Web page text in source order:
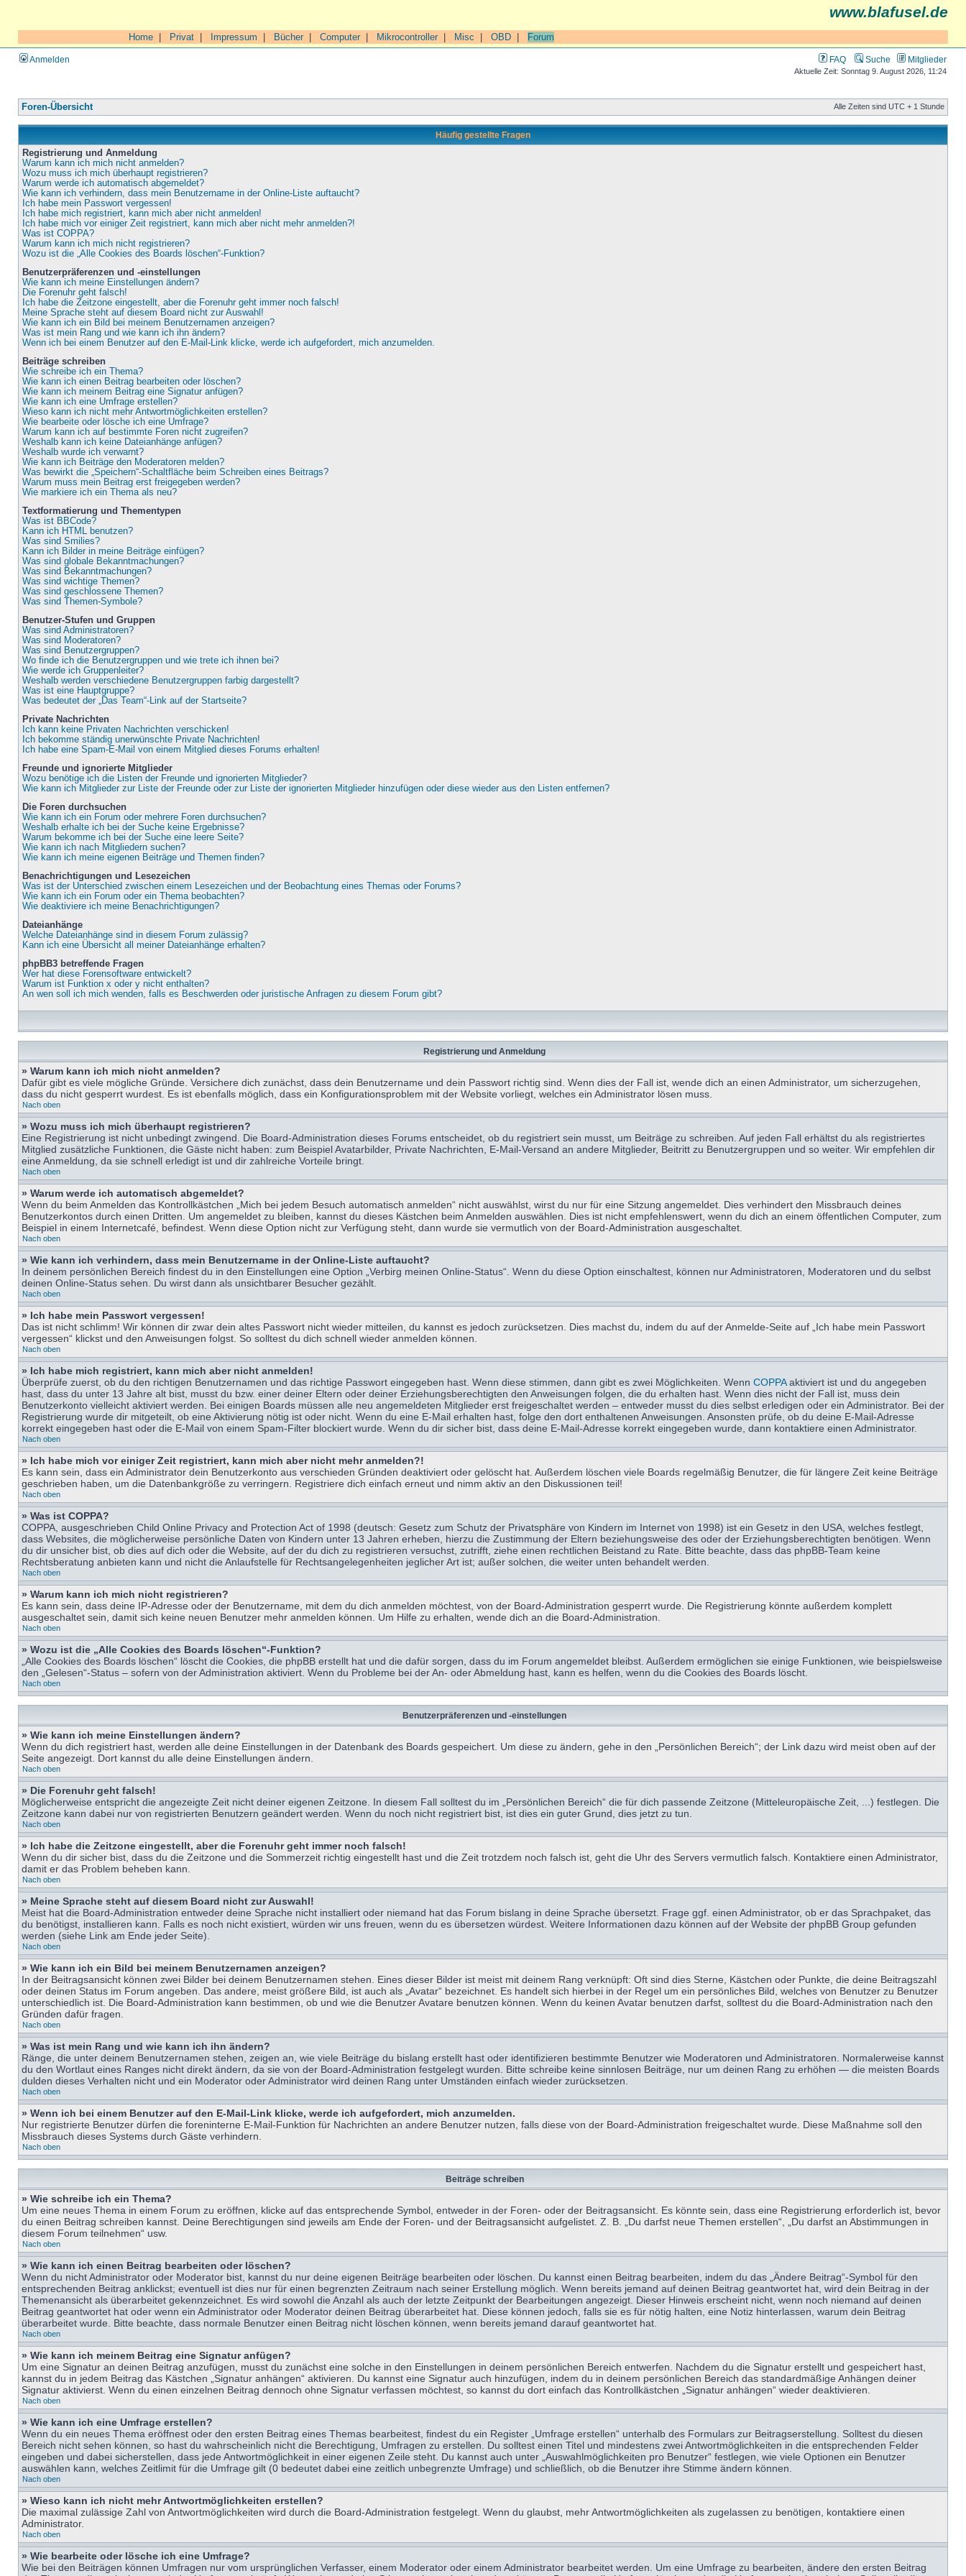
www.blafusel.de
Home Privat Impressum Bücher| Computer| Mikrocontroller| Misc OBD Forum
Anmelden FAQ Suche Mitglieder
Aktuelle Zeit: Sonntag 9. August 2026, 11:24
Foren-Übersicht Alle Zeiten sind UTC + 1 Stunde
Häufig gestellte Fragen
Registrierung und Anmeldung
Warum kann ich mich nicht anmelden?
Wozu muss ich mich überhaupt registrieren?
Warum werde ich automatisch abgemeldet?
Wie kann ich verhindern, dass mein Benutzername in der Online-Liste auftaucht?
Ich habe mein Passwort vergessen!
Ich habe mich registriert, kann mich aber nicht anmelden!
Ich habe mich vor einiger Zeit registriert, kann mich aber nicht mehr anmelden?!
Was ist COPPA?
Warum kann ich mich nicht registrieren?
Wozu ist die „Alle Cookies des Boards löschen“-Funktion?
Benutzerpräferenzen und -einstellungen
Wie kann ich meine Einstellungen ändern?
Die Forenuhr geht falsch!
Ich habe die Zeitzone eingestellt, aber die Forenuhr geht immer noch falsch!
Meine Sprache steht auf diesem Board nicht zur Auswahl!
Wie kann ich ein Bild bei meinem Benutzernamen anzeigen?
Was ist mein Rang und wie kann ich ihn ändern?
Wenn ich bei einem Benutzer auf den E-Mail-Link klicke, werde ich aufgefordert, mich anzumelden.
Beiträge schreiben
Wie schreibe ich ein Thema?
Wie kann ich einen Beitrag bearbeiten oder löschen?
Wie kann ich meinem Beitrag eine Signatur anfügen?
Wie kann ich eine Umfrage erstellen?
Wieso kann ich nicht mehr Antwortmöglichkeiten erstellen?
Wie bearbeite oder lösche ich eine Umfrage?
Warum kann ich auf bestimmte Foren nicht zugreifen?
Weshalb kann ich keine Dateianhänge anfügen?
Weshalb wurde ich verwarnt?
Wie kann ich Beiträge den Moderatoren melden?
Was bewirkt die „Speichern“-Schaltfläche beim Schreiben eines Beitrags?
Warum muss mein Beitrag erst freigegeben werden?
Wie markiere ich ein Thema als neu?
Textformatierung und Thementypen
Was ist BBCode?
Kann ich HTML benutzen?
Was sind Smilies?
Kann ich Bilder in meine Beiträge einfügen?
Was sind globale Bekanntmachungen?
Was sind Bekanntmachungen?
Was sind wichtige Themen?
Was sind geschlossene Themen?
Was sind Themen-Symbole?
Benutzer-Stufen und Gruppen
Was sind Administratoren?
Was sind Moderatoren?
Was sind Benutzergruppen?
Wo finde ich die Benutzergruppen und wie trete ich ihnen bei?
Wie werde ich Gruppenleiter?
Weshalb werden verschiedene Benutzergruppen farbig dargestellt?
Was ist eine Hauptgruppe?
Was bedeutet der „Das Team“-Link auf der Startseite?
Private Nachrichten
Ich kann keine Privaten Nachrichten verschicken!
Ich bekomme ständig unerwünschte Private Nachrichten!
Ich habe eine Spam-E-Mail von einem Mitglied dieses Forums erhalten!
Freunde und ignorierte Mitglieder
Wozu benötige ich die Listen der Freunde und ignorierten Mitglieder?
Wie kann ich Mitglieder zur Liste der Freunde oder zur Liste der ignorierten Mitglieder hinzufügen oder diese wieder aus den Listen entfernen?
Die Foren durchsuchen
Wie kann ich ein Forum oder mehrere Foren durchsuchen?
Weshalb erhalte ich bei der Suche keine Ergebnisse?
Warum bekomme ich bei der Suche eine leere Seite?
Wie kann ich nach Mitgliedern suchen?
Wie kann ich meine eigenen Beiträge und Themen finden?
Benachrichtigungen und Lesezeichen
Was ist der Unterschied zwischen einem Lesezeichen und der Beobachtung eines Themas oder Forums?
Wie kann ich ein Forum oder ein Thema beobachten?
Wie deaktiviere ich meine Benachrichtigungen?
Dateianhänge
Welche Dateianhänge sind in diesem Forum zulässig?
Kann ich eine Übersicht all meiner Dateianhänge erhalten?
phpBB3 betreffende Fragen
Wer hat diese Forensoftware entwickelt?
Warum ist Funktion x oder y nicht enthalten?
An wen soll ich mich wenden, falls es Beschwerden oder juristische Anfragen zu diesem Forum gibt?
Registrierung und Anmeldung
» Warum kann ich mich nicht anmelden?
Dafür gibt es viele mögliche Gründe. Versichere dich zunächst, dass dein Benutzername und dein Passwort richtig sind. Wenn dies der Fall ist, wende dich an einen Administrator, um sicherzugehen,
dass du nicht gesperrt wurdest. Es ist ebenfalls möglich, dass ein Konfigurationsproblem mit der Website vorliegt, welches ein Administrator lösen muss.
Nach oben
» Wozu muss ich mich überhaupt registrieren?
Eine Registrierung ist nicht unbedingt zwingend. Die Board-Administration dieses Forums entscheidet, ob du registriert sein musst, um Beiträge zu schreiben. Auf jeden Fall erhältst du als registriertes
Mitglied zusätzliche Funktionen, die Gäste nicht haben: zum Beispiel Avatarbilder, Private Nachrichten, E-Mail-Versand an andere Mitglieder, Beitritt zu Benutzergruppen und so weiter. Wir empfehlen dir
eine Anmeldung, da sie schnell erledigt ist und dir zahlreiche Vorteile bringt.
Nach oben
» Warum werde ich automatisch abgemeldet?
Wenn du beim Anmelden das Kontrollkästchen „Mich bei jedem Besuch automatisch anmelden“ nicht auswählst, wirst du nur für eine Sitzung angemeldet. Dies verhindert den Missbrauch deines
Benutzerkontos durch einen Dritten. Um angemeldet zu bleiben, kannst du dieses Kästchen beim Anmelden auswählen. Dies ist nicht empfehlenswert, wenn du dich an einem öffentlichen Computer, zum
Beispiel in einem Internetcafé, befindest. Wenn diese Option nicht zur Verfügung steht, dann wurde sie vermutlich von der Board-Administration ausgeschaltet.
Nach oben
» Wie kann ich verhindern, dass mein Benutzername in der Online-Liste auftaucht?
In deinem persönlichen Bereich findest du in den Einstellungen eine Option „Verbirg meinen Online-Status“. Wenn du diese Option einschaltest, können nur Administratoren, Moderatoren und du selbst
deinen Online-Status sehen. Du wirst dann als unsichtbarer Besucher gezählt.
Nach oben
» Ich habe mein Passwort vergessen!
Das ist nicht schlimm! Wir können dir zwar dein altes Passwort nicht wieder mitteilen, du kannst es jedoch zurücksetzen. Dies machst du, indem du auf der Anmelde-Seite auf „Ich habe mein Passwort
vergessen“ klickst und den Anweisungen folgst. So solltest du dich schnell wieder anmelden können.
Nach oben
» Ich habe mich registriert, kann mich aber nicht anmelden!
Überprüfe zuerst, ob du den richtigen Benutzernamen und das richtige Passwort eingegeben hast. Wenn diese stimmen, dann gibt es zwei Möglichkeiten. Wenn COPPAaktiviert ist und du angegeben
hast, dass du unter 13 Jahre alt bist, musst du bzw. einer deiner Eltern oder deiner Erziehungsberechtigten den Anweisungen folgen, die du erhalten hast. Wenn dies nicht der Fall ist, muss dein
Benutzerkonto vielleicht aktiviert werden. Bei einigen Boards müssen alle neu angemeldeten Mitglieder erst freigeschaltet werden – entweder musst du dies selbst erledigen oder ein Administrator. Bei der
Registrierung wurde dir mitgeteilt, ob eine Aktivierung nötig ist oder nicht. Wenn du eine E-Mail erhalten hast, folge den dort enthaltenen Anweisungen. Ansonsten prüfe, ob du deine E-Mail-Adresse
korrekt eingegeben hast oder die E-Mail von einem Spam-Filter blockiert wurde. Wenn du dir sicher bist, dass deine E-Mail-Adresse korrekt eingegeben wurde, dann kontaktiere einen Administrator.
Nach oben
» Ich habe mich vor einiger Zeit registriert, kann mich aber nicht mehr anmelden?!
Es kann sein, dass ein Administrator dein Benutzerkonto aus verschieden Gründen deaktiviert oder gelöscht hat. Außerdem löschen viele Boards regelmäßig Benutzer, die für längere Zeit keine Beiträge
geschrieben haben, um die Datenbankgröße zu verringern. Registriere dich einfach erneut und nimm aktiv an den Diskussionen teil!
Nach oben
» Was ist COPPA?
COPPA, ausgeschrieben Child Online Privacy and Protection Act of 1998 (deutsch: Gesetz zum Schutz der Privatsphäre von Kindern im Internet von 1998) ist ein Gesetz in den USA, welches festlegt,
dass Websites, die möglicherweise persönliche Daten von Kindern unter 13 Jahren erheben, hierzu die Zustimmung der Eltern beziehungsweise des oder der Erziehungsberechtigten benötigen. Wenn
du dir unsicher bist, ob dies auf dich oder die Website, auf der du dich zu registrieren versuchst, zutrifft, ziehe einen rechtlichen Beistand zu Rate. Bitte beachte, dass das phpBB-Team keine
Rechtsberatung anbieten kann und nicht die Anlaufstelle für Rechtsangelegenheiten jeglicher Art ist; außer solchen, die weiter unten behandelt werden.
Nach oben
» Warum kann ich mich nicht registrieren?
Es kann sein, dass deine IP-Adresse oder der Benutzername, mit dem du dich anmelden möchtest, von der Board-Administration gesperrt wurde. Die Registrierung könnte außerdem komplett
ausgeschaltet sein, damit sich keine neuen Benutzer mehr anmelden können. Um Hilfe zu erhalten, wende dich an die Board-Administration.
Nach oben
» Wozu ist die „Alle Cookies des Boards löschen“-Funktion?
„Alle Cookies des Boards löschen“ löscht die Cookies, die phpBB erstellt hat und die dafür sorgen, dass du im Forum angemeldet bleibst. Außerdem ermöglichen sie einige Funktionen, wie beispielsweise
den „Gelesen“-Status – sofern von der Administration aktiviert. Wenn du Probleme bei der An- oder Abmeldung hast, kann es helfen, wenn du die Cookies des Boards löscht.
Nach oben
Benutzerpräferenzen und -einstellungen
» Wie kann ich meine Einstellungen ändern?
Wenn du dich registriert hast, werden alle deine Einstellungen in der Datenbank des Boards gespeichert. Um diese zu ändern, gehe in den „Persönlichen Bereich“; der Link dazu wird meist oben auf der
Seite angezeigt. Dort kannst du alle deine Einstellungen ändern.
Nach oben
» Die Forenuhr geht falsch!
Möglicherweise entspricht die angezeigte Zeit nicht deiner eigenen Zeitzone. In diesem Fall solltest du im „Persönlichen Bereich“ die für dich passende Zeitzone (Mitteleuropäische Zeit, ...) festlegen. Die
Zeitzone kann dabei nur von registrierten Benutzern geändert werden. Wenn du noch nicht registriert bist, ist dies ein guter Grund, dies jetzt zu tun.
Nach oben
» Ich habe die Zeitzone eingestellt, aber die Forenuhr geht immer noch falsch!
Wenn du dir sicher bist, dass du die Zeitzone und die Sommerzeit richtig eingestellt hast und die Zeit trotzdem noch falsch ist, geht die Uhr des Servers vermutlich falsch. Kontaktiere einen Administrator,
damit er das Problem beheben kann.
Nach oben
» Meine Sprache steht auf diesem Board nicht zur Auswahl!
Meist hat die Board-Administration entweder deine Sprache nicht installiert oder niemand hat das Forum bislang in deine Sprache übersetzt. Frage ggf. einen Administrator, ob er das Sprachpaket, das
du benötigst, installieren kann. Falls es noch nicht existiert, würden wir uns freuen, wenn du es übersetzen würdest. Weitere Informationen dazu können auf der Website der phpBB Group gefunden
werden (siehe Link am Ende jeder Seite).
Nach oben
» Wie kann ich ein Bild bei meinem Benutzernamen anzeigen?
In der Beitragsansicht können zwei Bilder bei deinem Benutzernamen stehen. Eines dieser Bilder ist meist mit deinem Rang verknüpft: Oft sind dies Sterne, Kästchen oder Punkte, die deine Beitragszahl
oder deinen Status im Forum angeben. Das andere, meist größere Bild, ist auch als „Avatar“ bezeichnet. Es handelt sich hierbei in der Regel um ein persönliches Bild, welches von Benutzer zu Benutzer
unterschiedlich ist. Die Board-Administration kann bestimmen, ob und wie die Benutzer Avatare benutzen können. Wenn du keinen Avatar benutzen darfst, solltest du die Board-Administration nach den
Gründen dafür fragen.
Nach oben
» Was ist mein Rang und wie kann ich ihn ändern?
Ränge, die unter deinem Benutzernamen stehen, zeigen an, wie viele Beiträge du bislang erstellt hast oder identifizieren bestimmte Benutzer wie Moderatoren und Administratoren. Normalerweise kannst
du den Wortlaut eines Ranges nicht direkt ändern, da sie von der Board-Administration festgelegt wurden. Bitte schreibe keine sinnlosen Beiträge, nur um deinen Rang zu erhöhen — die meisten Boards
dulden dieses Verhalten nicht und ein Moderator oder Administrator wird deinen Rang unter Umständen einfach wieder zurücksetzen.
Nach oben
» Wenn ich bei einem Benutzer auf den E-Mail-Link klicke, werde ich aufgefordert, mich anzumelden.
Nur registrierte Benutzer dürfen die foreninterne E-Mail-Funktion für Nachrichten an andere Benutzer nutzen, falls diese von der Board-Administration freigeschaltet wurde. Diese Maßnahme soll den
Missbrauch dieses Systems durch Gäste verhindern.
Nach oben
Beiträge schreiben
» Wie schreibe ich ein Thema?
Um eine neues Thema in einem Forum zu eröffnen, klicke auf das entsprechende Symbol, entweder in der Foren- oder der Beitragsansicht. Es könnte sein, dass eine Registrierung erforderlich ist, bevor
du einen Beitrag schreiben kannst. Deine Berechtigungen sind jeweils am Ende der Foren- und der Beitragsansicht aufgelistet. Z. B. „Du darfst neue Themen erstellen“, „Du darfst an Abstimmungen in
diesem Forum teilnehmen“ usw.
Nach oben
» Wie kann ich einen Beitrag bearbeiten oder löschen?
Wenn du nicht Administrator oder Moderator bist, kannst du nur deine eigenen Beiträge bearbeiten oder löschen. Du kannst einen Beitrag bearbeiten, indem du das „Ändere Beitrag“-Symbol für den
entsprechenden Beitrag anklickst; eventuell ist dies nur für einen begrenzten Zeitraum nach seiner Erstellung möglich. Wenn bereits jemand auf deinen Beitrag geantwortet hat, wird dein Beitrag in der
Themenansicht als überarbeitet gekennzeichnet. Es wird sowohl die Anzahl als auch der letzte Zeitpunkt der Bearbeitungen angezeigt. Dieser Hinweis erscheint nicht, wenn noch niemand auf deinen
Beitrag geantwortet hat oder wenn ein Administrator oder Moderator deinen Beitrag überarbeitet hat. Diese können jedoch, falls sie es für nötig halten, eine Notiz hinterlassen, warum dein Beitrag
überarbeitet wurde. Bitte beachte, dass normale Benutzer einen Beitrag nicht löschen können, wenn bereits jemand darauf geantwortet hat.
Nach oben
» Wie kann ich meinem Beitrag eine Signatur anfügen?
Um eine Signatur an deinen Beitrag anzufügen, musst du zunächst eine solche in den Einstellungen in deinem persönlichen Bereich entwerfen. Nachdem du die Signatur erstellt und gespeichert hast,
kannst du in jedem Beitrag das Kästchen „Signatur anhängen“ aktivieren. Du kannst eine Signatur auch hinzufügen, indem du in deinem persönlichen Bereich das standardmäßige Anhängen deiner
Signatur aktivierst. Wenn du einen einzelnen Beitrag dennoch ohne Signatur verfassen möchtest, so kannst du dort einfach das Kontrollkästchen „Signatur anhängen“ wieder deaktivieren.
Nach oben
» Wie kann ich eine Umfrage erstellen?
Wenn du ein neues Thema eröffnest oder den ersten Beitrag eines Themas bearbeitest, findest du ein Register „Umfrage erstellen“ unterhalb des Formulars zur Beitragserstellung. Solltest du diesen
Bereich nicht sehen können, so hast du wahrscheinlich nicht die Berechtigung, Umfragen zu erstellen. Du solltest einen Titel und mindestens zwei Antwortmöglichkeiten in die entsprechenden Felder
eingeben und dabei sicherstellen, dass jede Antwortmöglichkeit in einer eigenen Zeile steht. Du kannst auch unter „Auswahlmöglichkeiten pro Benutzer“ festlegen, wie viele Optionen ein Benutzer
auswählen kann, welches Zeitlimit für die Umfrage gilt (0 bedeutet dabei eine zeitlich unbegrenzte Umfrage) und schließlich, ob die Benutzer ihre Stimme ändern können.
Nach oben
» Wieso kann ich nicht mehr Antwortmöglichkeiten erstellen?
Die maximal zulässige Zahl von Antwortmöglichkeiten wird durch die Board-Administration festgelegt. Wenn du glaubst, mehr Antwortmöglichkeiten als zugelassen zu benötigen, kontaktiere einen
Administrator.
Nach oben
» Wie bearbeite oder lösche ich eine Umfrage?
Wie bei den Beiträgen können Umfragen nur vom ursprünglichen Verfasser, einem Moderator oder einem Administrator bearbeitet werden. Um eine Umfrage zu bearbeiten, ändere den ersten Beitrag